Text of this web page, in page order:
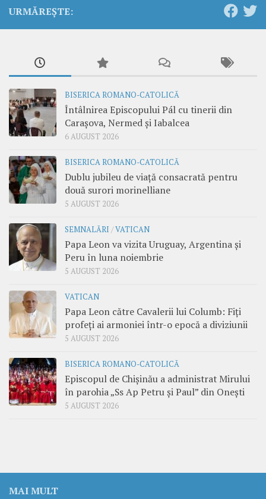
URMĂREȘTE:
BISERICA ROMANO-CATOLICĂ
Întâlnirea Episcopului Pál cu tinerii din
Carașova, Nermed și Iabalcea
6 AUGUST 2026
BISERICA ROMANO-CATOLICĂ
Dublu jubileu de viață consacrată pentru
două surori morinelliane
5 AUGUST 2026
SEMNALĂRI /VATICAN
Papa Leon va vizita Uruguay, Argentina și
Peru în luna noiembrie
5 AUGUST 2026
VATICAN
Papa Leon către Cavalerii lui Columb: Fiți
profeți ai armoniei într-o epocă a diviziunii
5 AUGUST 2026
BISERICA ROMANO-CATOLICĂ
Episcopul de Chișinău a administrat Mirului
în parohia „Ss Ap Petru și Paul” din Onești
5 AUGUST 2026
MAI MULT